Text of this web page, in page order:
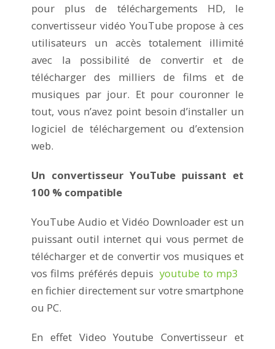
pour plus de téléchargements HD, le
convertisseur vidéo YouTube propose à ces
utilisateurs un accès totalement illimité
avec la possibilité de convertir et de
télécharger des milliers de films et de
musiques par jour. Et pour couronner le
tout, vous n’avez point besoin d’installer un
logiciel de téléchargement ou d’extension
web.
Un convertisseur YouTube puissant et
100 % compatible
YouTube Audio et Vidéo Downloader est un
puissant outil internet qui vous permet de
télécharger et de convertir vos musiques et
vos films préférés depuis youtube to mp3
en fichier directement sur votre smartphone
ou PC.
En effet Video Youtube Convertisseur et